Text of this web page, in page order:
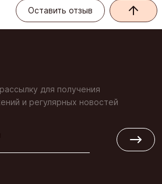
Оставить отзыв
для получения
и регулярных новостей